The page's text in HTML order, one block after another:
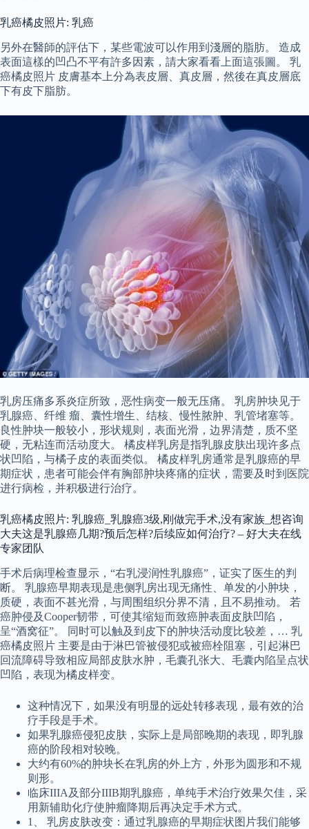
乳癌橘皮照片: 乳癌
另外在醫師的評估下，某些電波可以作用到淺層的脂肪。 造成
表面這樣的凹凸不平有許多因素，請大家看看上面這張圖。 乳
癌橘皮照片 皮膚基本上分為表皮層、真皮層，然後在真皮層底
下有皮下脂肪。
乳房压痛多系炎症所致，恶性病变一般无压痛。 乳房肿块见于
乳腺癌、纤维 瘤、囊性增生、结核、慢性脓肿、乳管堵塞等。
良性肿块一般较小，形状规则，表面光滑，边界清楚，质不坚
硬，无粘连而活动度大。 橘皮样乳房是指乳腺皮肤出现许多点
状凹陷，与橘子皮的表面类似。 橘皮样乳房通常是乳腺癌的早
期症状，患者可能会伴有胸部肿块疼痛的症状，需要及时到医院
进行病检，并积极进行治疗。
乳癌橘皮照片: 乳腺癌_乳腺癌3级,刚做完手术,没有家族_想咨询
大夫这是乳腺癌几期?预后怎样?后续应如何治疗? – 好大夫在线
专家团队
手术后病理检查显示，“右乳浸润性乳腺癌”，证实了医生的判
断。 乳腺癌早期表现是患侧乳房出现无痛性、单发的小肿块，
质硬，表面不甚光滑，与周围组织分界不清，且不易推动。 若
癌肿侵及Cooper韧带，可使其缩短而致癌肿表面皮肤凹陷，
呈“酒窝征”。 同时可以触及到皮下的肿块活动度比较差，… 乳
癌橘皮照片 主要是由于淋巴管被侵犯或被癌栓阻塞，引起淋巴
回流障碍导致相应局部皮肤水肿，毛囊孔张大、毛囊内陷呈点状
凹陷，表现为橘皮样变。
这种情况下，如果没有明显的远处转移表现，最有效的治
疗手段是手术。
如果乳腺癌侵犯皮肤，实际上是局部晚期的表现，即乳腺
癌的阶段相对较晚。
大约有60%的肿块长在乳房的外上方，外形为圆形和不规
则形。
临床IIIA及部分IIIB期乳腺癌，单纯手术治疗效果欠佳，采
用新辅助化疗使肿瘤降期后再决定手术方式。
1、 乳房皮肤改变：通过乳腺癌的早期症状图片我们能够